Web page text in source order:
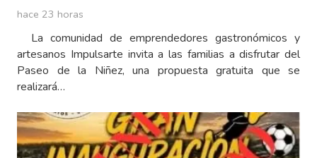
hace 23 horas
La comunidad de emprendedores gastronómicos y
artesanos Impulsarte invita a las familias a disfrutar del
Paseo de la Niñez, una propuesta gratuita que se
realizará…